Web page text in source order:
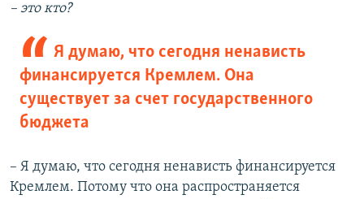
– это кто?
Я думаю, что сегодня ненависть
финансируется Кремлем. Она
существует за счет государственного
бюджета
– Я думаю, что сегодня ненависть финансируется
Кремлем. Потому что она распространяется